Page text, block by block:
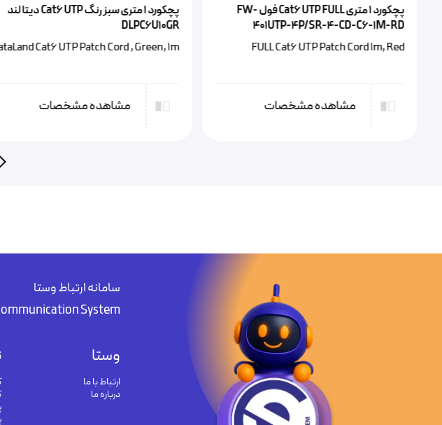
پچکورد 1 متری سبز رنگ Cat6 UTP دیتا لند
DLPC6U10GR
DataLand Cat6 UTP Patch Cord , Green, 1m
مشاهده مشخصات
پچکورد ۱ متری Cat6 UTP FULL فول FW-
401UTP-4P/SR-4-CD-C6-1M-GY
FULL Cat6 UTP Patch Cord 1m, Gray
مشاهده مشخصات
سامانه ارتباط وستا
System
وستا
ارتباط با ما
درباره ما